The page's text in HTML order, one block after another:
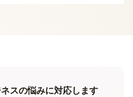
スの悩みに対応します